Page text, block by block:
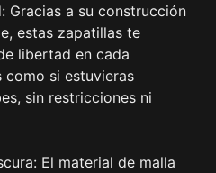
Gracias a su construcción
estas zapatillas te
libertad en cada
como si estuvieras
sin restricciones ni
El material de malla